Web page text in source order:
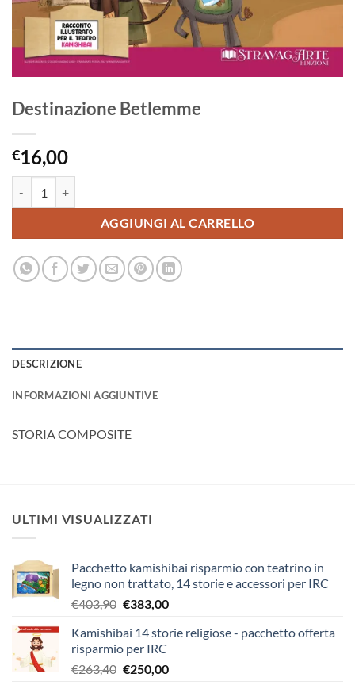
Destinazione Betlemme
€16,00
AGGIUNGI AL CARRELLO
DESCRIZIONE
INFORMAZIONI AGGIUNTIVE
STORIA COMPOSITE
ULTIMI VISUALIZZATI
Pacchetto kamishibai risparmio con teatrino in
legno non trattato, 14 storie e accessori per IRC
€403,90 Il
originale
era:
€403,90.
€383,00Il
attuale
€383,00.
Kamishibai 14 storie religiose - pacchetto offerta
risparmio per IRC
€263,40 Il
€250,00Il